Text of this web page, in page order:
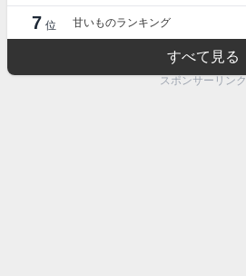
7 位 甘いものランキング
すべて見る
スポンサーリンク